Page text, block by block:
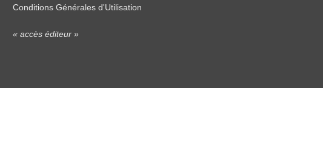
Conditions Générales d'Utilisation
« accès éditeur »